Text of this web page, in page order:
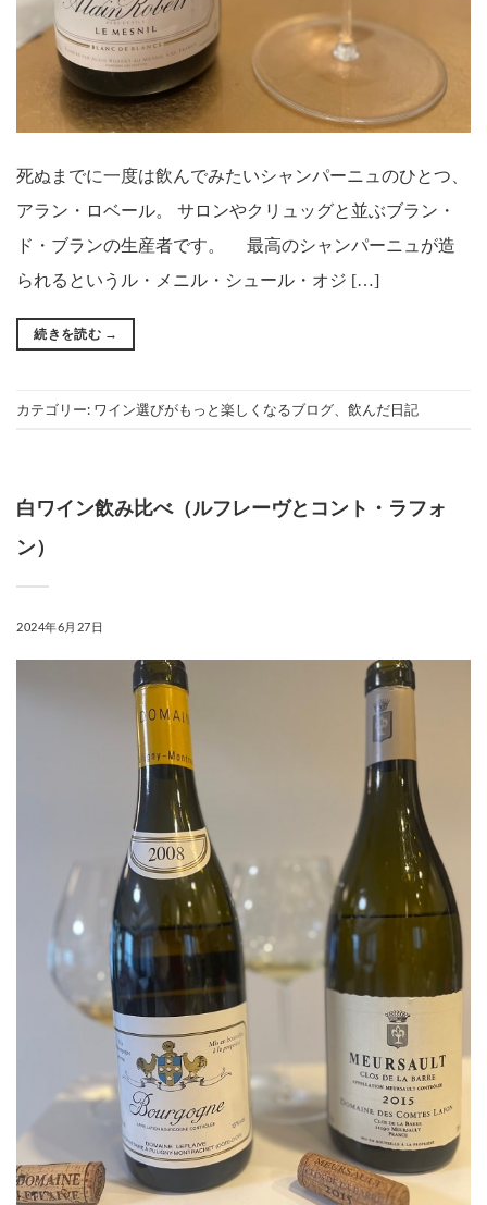
死ぬまでに一度は飲んでみたいシャンパーニュのひとつ、
アラン・ロベール。 サロンやクリュッグと並ぶブラン・
ド・ブランの生産者です。 最高のシャンパーニュが造
られるというル・メニル・シュール・オジ […]
続きを読む →
カテゴリー: ワイン選びがもっと楽しくなるブログ 飲んだ日記
白ワイン飲み比べ（ルフレーヴとコント・ラフォ
ン）
2024年6月27日